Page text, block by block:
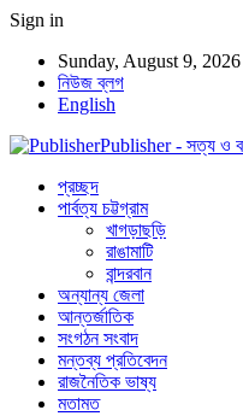
Sign in
Sunday, August 9, 2026
নিউজ ব্লগ
English
Publisher - সত্য ও
প্রচ্ছদ
পার্বত্য চট্টগ্রাম
খাগড়াছড়ি
রাঙামাটি
বান্দরবান
অন্যান্য জেলা
আন্তর্জাতিক
সংগঠন সংবাদ
মন্তব্য প্রতিবেদন
রাজনৈতিক ভাষ্য
মতামত